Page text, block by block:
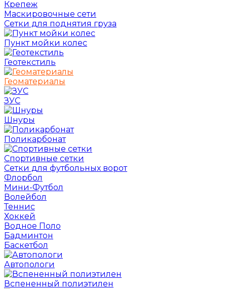
Крепеж
Маскировочные сети
Сетки для поднятия груза
Пункт мойки колес
Геотекстиль
Геоматериалы
ЗУС
Шнуры
Поликарбонат
Спортивные сетки
Сетки для футбольных ворот
Флорбол
Мини-Футбол
Волейбол
Теннис
Хоккей
Водное Поло
Бадминтон
Баскетбол
Автопологи
Вспененный полиэтилен